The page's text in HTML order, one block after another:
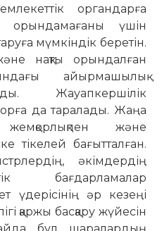
органдарға
орындамағаны үшін
мүмкіндік бере­тін.
нақты орын­далған
айырмашылық
Жауапкершілік
да таралады. Жаңа
және
тікелей бағытталған.
әкімдердің
бағдарламалар
әр кезеңі
қаржы басқару жүйесін